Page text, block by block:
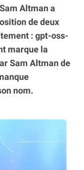
Altman a
de deux
: gpt-oss-
marque la
Sam Altman de
nom.